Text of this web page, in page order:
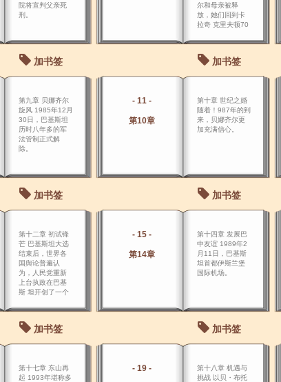
院将宣判父亲死
刑。
加书签
尔和母亲被释
放，她们回到卡
拉奇 克里夫顿70
加书签
第九章 贝娜齐尔
旋风 1985年12月
30日，巴基斯坦
历时八年多的军
法管制正式解
除。
加书签
- 11 -
第10章
第十章 世纪之婚
随着！987年的到
来，贝娜齐尔更
加充满信心。
加书签
第十二章 初试锋
芒 巴基斯坦大选
结束后，世界各
国舆论普遍认
为，人民党重新
上台执政在巴基
斯 坦开创了一个
加书签
- 15 -
第14章
第十四章 发展巴
中友谊 1989年2
月11日，巴基斯
坦首都伊斯兰堡
国际机场。
加书签
第十七章 东山再
起 1993年堪称多
- 19 -
第十八章 机遇与
挑战 以贝・布托